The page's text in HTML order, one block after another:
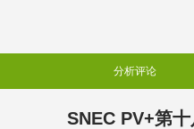
分析评论
SNEC PV+第